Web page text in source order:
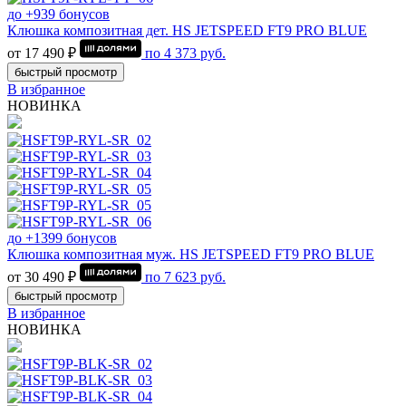
до +939 бонусов
Клюшка композитная дет. HS JETSPEED FT9 PRO BLUE
от 17 490 ₽
по 4 373 руб.
быстрый просмотр
В избранное
НОВИНКА
до +1399 бонусов
Клюшка композитная муж. HS JETSPEED FT9 PRO BLUE
от 30 490 ₽
по 7 623 руб.
быстрый просмотр
В избранное
НОВИНКА